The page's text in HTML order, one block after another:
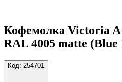
Кофемолка Victoria
RAL 4005 matte
Код: 254701